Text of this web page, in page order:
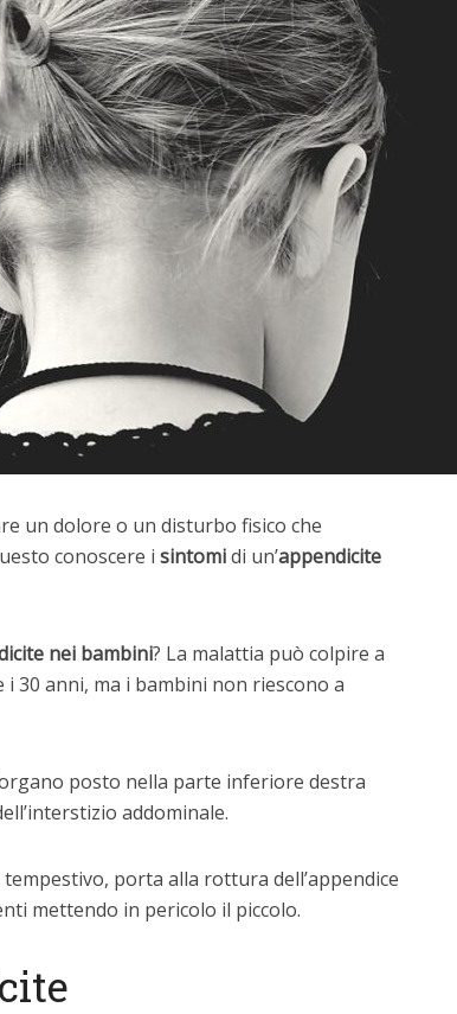
un dolore o un disturbo fisico che
conoscere i sintomidi un’appendicite
nei bambini? La malattia può colpire a
i 30 anni, ma i bambini non riescono a
posto nella parte inferiore destra
addominale.
porta alla rottura dell’appendice
mettendo in pericolo il piccolo.